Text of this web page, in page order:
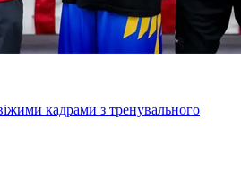
кадрами з тренувального